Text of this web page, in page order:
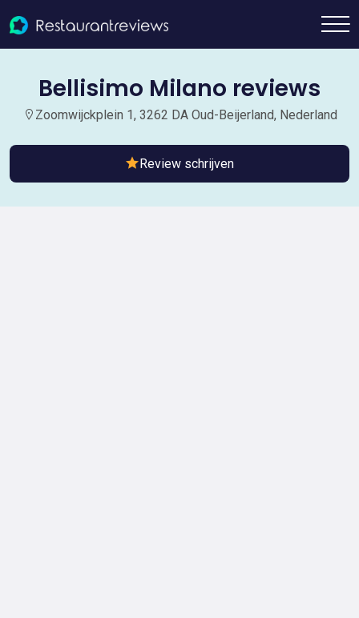
Bellisimo Milano reviews
Zoomwijckplein 1, 3262 DA Oud-Beijerland, Nederland
Review schrijven